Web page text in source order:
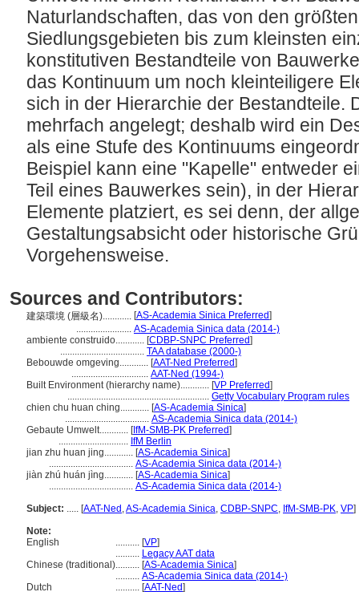
Naturlandschaften, das von den
Siedlungsgebieten bis zum kleinsten
konstitutiven Bestandteile von
das Kontinuum um noch kleinteiligere
sich in der Hierarchie der Bestandteile.
mehrfach angelegt; deshalb wird ein
als eine Stufe des Kontinuums
Beispiel kann eine "Kapelle" entweder
Teil eines Bauwerkes sein), in der
Elemente platziert, es sei denn, der
Gestaltungsabsicht oder historische
Vorgehensweise.
Sources and Contributors:
建築環境 (層級名)............ [AS-Academia Sinica Preferred]
....................... AS-Academia Sinica data (2014-)
ambiente construido............ [CDBP-SNPC Preferred]
................................... TAA database (2000-)
Bebouwde omgeving............ [AAT-Ned Preferred]
................................ AAT-Ned (1994-)
Built Environment (hierarchy name)............ [VP Preferred]
........................................................... Getty Vocabulary Program rules
chien chu huan ching............ [AS-Academia Sinica]
................................... AS-Academia Sinica data (2014-)
Gebaute Umwelt............ [IfM-SMB-PK Preferred]
............................. IfM Berlin
jian zhu huan jing............ [AS-Academia Sinica]
................................... AS-Academia Sinica data (2014-)
jiàn zhú huán jìng............ [AS-Academia Sinica]
................................... AS-Academia Sinica data (2014-)
Subject: ..... [AAT-Ned ,AS-Academia Sinica, CDBP-SNPC, IfM-SMB-PK, VP]
Note:
English
.......... [VP]
.......... Legacy AAT data
Chinese (traditional).......... [AS-Academia Sinica]
.......... AS-Academia Sinica data (2014-)
Dutch
.......... [AAT-Ned]